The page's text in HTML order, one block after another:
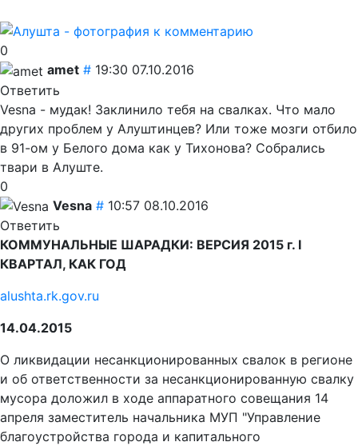
0
amet # 19:30 07.10.2016
Ответить
Vesna - мудак! Заклинило тебя на свалках. Что мало
других проблем у Алуштинцев? Или тоже мозги отбило
в 91-ом у Белого дома как у Тихонова? Собрались
твари в Алуште.
0
Vesna # 10:57 08.10.2016
Ответить
КОММУНАЛЬНЫЕ ШАРАДКИ: ВЕРСИЯ 2015 г. I
КВАРТАЛ, КАК ГОД
alushta.rk.gov.ru
14.04.2015
О ликвидации несанкционированных свалок в регионе
и об ответственности за несанкционированную свалку
мусора доложил в ходе аппаратного совещания 14
апреля заместитель начальника МУП "Управление
благоустройства города и капитального